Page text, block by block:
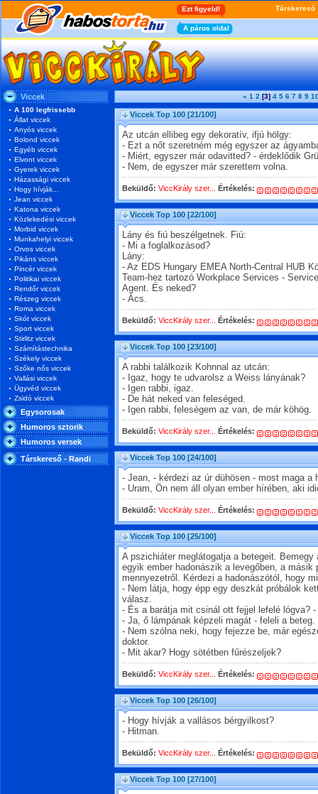
Viccek
A 100 legfrissebb
Állat viccek
Anyós viccek
Bolond viccek
Egyéb viccek
Elvont viccek
Gyerek viccek
Házassági viccek
Hogy hívják...
Jean viccek
Katona viccek
Közlekedési viccek
Morbid viccek
Munkahelyi viccek
Orvos viccek
Pikáns viccek
Pincér viccek
Politikai viccek
Rendőr viccek
Részeg viccek
Roma viccek
Skót viccek
Sport viccek
Stirlitz viccek
Számítástechnika
Székely viccek
Szőke nős viccek
Vallási viccek
Ügyvéd viccek
Zsidó viccek
Egysorosak
Humoros sztorik
Humoros versek
Társkereső - Randi
« 1 2 [3] 4 5 6 7 8 9
Viccek Top 100 [21/100]
Az utcán ellibeg egy dekoratív, ifjú hölgy:
- Ezt a nőt szeretném még egyszer az
- Miért, egyszer már odavitted? - érdeklődik
- Nem, de egyszer már szerettem volna.
Beküldő: ViccKirály szer... Értékelés:
Viccek Top 100 [22/100]
Lány és fiú beszélgetnek. Fiú:
- Mi a foglalkozásod?
Lány:
- Az EDS Hungary EMEA North-Central HUB
Team-hez tartozó Workplace Services -
Agent. És neked?
- Ács.
Beküldő: ViccKirály szer... Értékelés:
Viccek Top 100 [23/100]
A rabbi találkozik Kohnnal az utcán:
- Igaz, hogy te udvarolsz a Weiss lányának?
- Igen rabbi, igaz.
- De hát neked van feleséged.
- Igen rabbi, feleségem az van, de már köhög.
Beküldő: ViccKirály szer... Értékelés:
Viccek Top 100 [24/100]
- Jean, - kérdezi az úr dühösen - most maga a
- Uram, Ön nem áll olyan ember hírében, aki
Beküldő: ViccKirály szer... Értékelés:
Viccek Top 100 [25/100]
A pszichiáter meglátogatja a betegeit.
egyik ember hadonászik a levegőben, a másik
mennyezetről. Kérdezi a hadonászótól, hogy
- Nem látja, hogy épp egy deszkát próbálok
válasz.
- És a barátja mit csinál ott fejjel lefelé lógva?
- Ja, ő lámpának képzeli magát - feleli a beteg.
- Nem szólna neki, hogy fejezze be, már
doktor.
- Mit akar? Hogy sötétben fűrészeljek?
Beküldő: ViccKirály szer... Értékelés:
Viccek Top 100 [26/100]
- Hogy hívják a vallásos bérgyilkost?
- Hitman.
Beküldő: ViccKirály szer... Értékelés:
Viccek Top 100 [27/100]